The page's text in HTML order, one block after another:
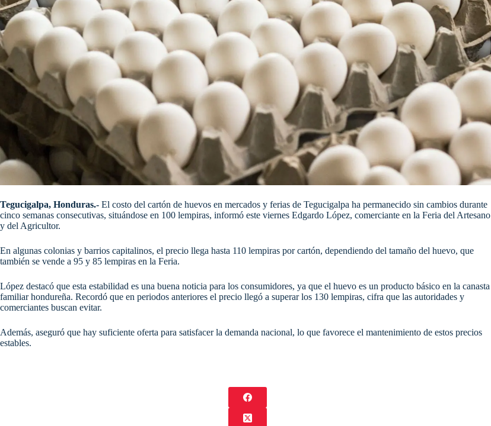
Tegucigalpa, Honduras.- El costo del cartón de huevos en mercados y ferias de Tegucigalpa ha permanecido sin cambios durante
cinco semanas consecutivas, situándose en 100 lempiras, informó este viernes Edgardo López, comerciante en la Feria del Artesano
y del Agricultor.
En algunas colonias y barrios capitalinos, el precio llega hasta 110 lempiras por cartón, dependiendo del tamaño del huevo, que
también se vende a 95 y 85 lempiras en la Feria.
López destacó que esta estabilidad es una buena noticia para los consumidores, ya que el huevo es un producto básico en la canasta
familiar hondureña. Recordó que en periodos anteriores el precio llegó a superar los 130 lempiras, cifra que las autoridades y
comerciantes buscan evitar.
Además, aseguró que hay suficiente oferta para satisfacer la demanda nacional, lo que favorece el mantenimiento de estos precios
estables.